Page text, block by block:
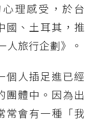
理感受，於台
國、土耳其，推
人旅行企劃》。
個人插足進已經
團體中。因為出
常會有一種「我